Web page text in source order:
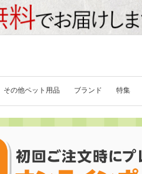
その他ペット用品 ブランド 特集